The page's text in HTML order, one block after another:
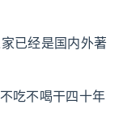
已经是国内外著
吃不喝干四十年